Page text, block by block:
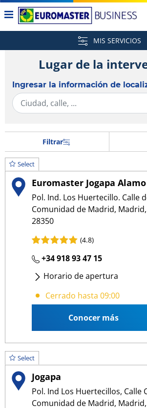
MIS SERVICIOS
Lugar de la
Ingresar la información de
Filtrar
Select
Euromaster Jogapa Alamo
Pol. Ind. Los Huertecillo. Calle
Comunidad de Madrid,
28350
(4.8)
+34 918 93 47 15
Horario de apertura
Lunes- Viernes: 09:00 14:00
Cerrado hasta 09:00
Conocer más
Select
Jogapa
Pol. Ind Los Huertecillos, Calle
Comunidad de Madrid,